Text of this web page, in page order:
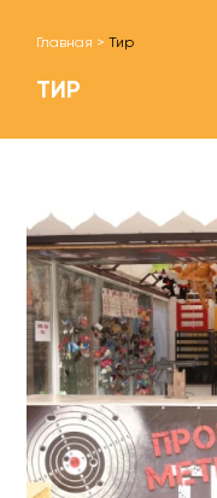
Главная > Тир
ТИР